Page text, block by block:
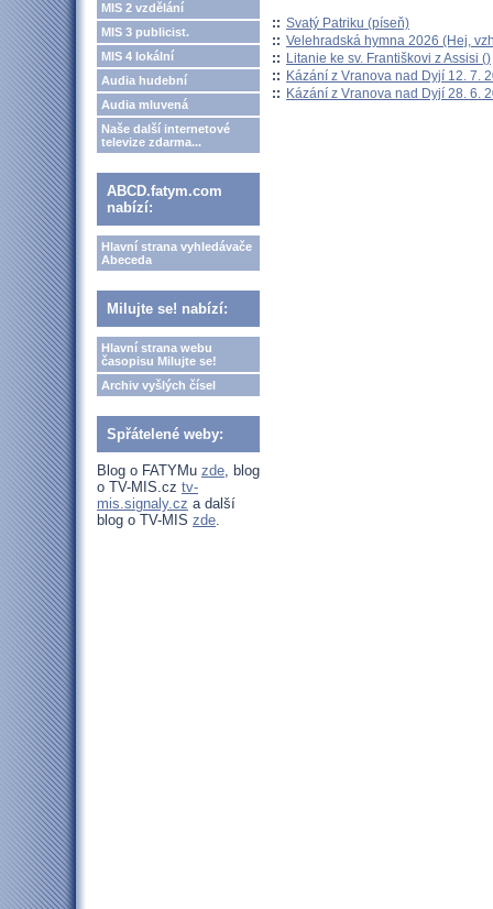
MIS 2 vzdělání
MIS 3 publicist.
MIS 4 lokální
Audia hudební
Audia mluvená
Naše další internetové
televize zdarma...
ABCD.fatym.com
nabízí:
Hlavní strana vyhledávače
Abeceda
Milujte se! nabízí:
Hlavní strana webu
časopisu Milujte se!
Archiv vyšlých čísel
Spřátelené weby:
Blog o FATYMu zde, blog
o TV-MIS.cz tv-
mis.signaly.cz a další
blog o TV-MIS zde.
:: Svatý Patriku (píseň)
:: Velehradská hymna 2026 (Hej,
:: Litanie ke sv. Františkovi z Assisi ()
:: Kázání z Vranova nad Dyjí 12. 7.
:: Kázání z Vranova nad Dyjí 28. 6.